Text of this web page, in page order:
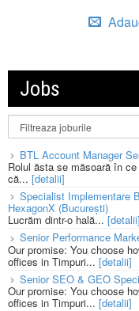
Jobs
BTL Account Manager
Rolul ăsta se măsoară în
că... [detalii]
Specialist Implementare
HexagonX (București)
Lucrăm dintr-o hală... [detalii]
Senior Performance
Our promise: You choose
offices in Timpuri... [detalii]
Senior SEO & GEO
Our promise: You choose
offices in Timpuri... [detalii]